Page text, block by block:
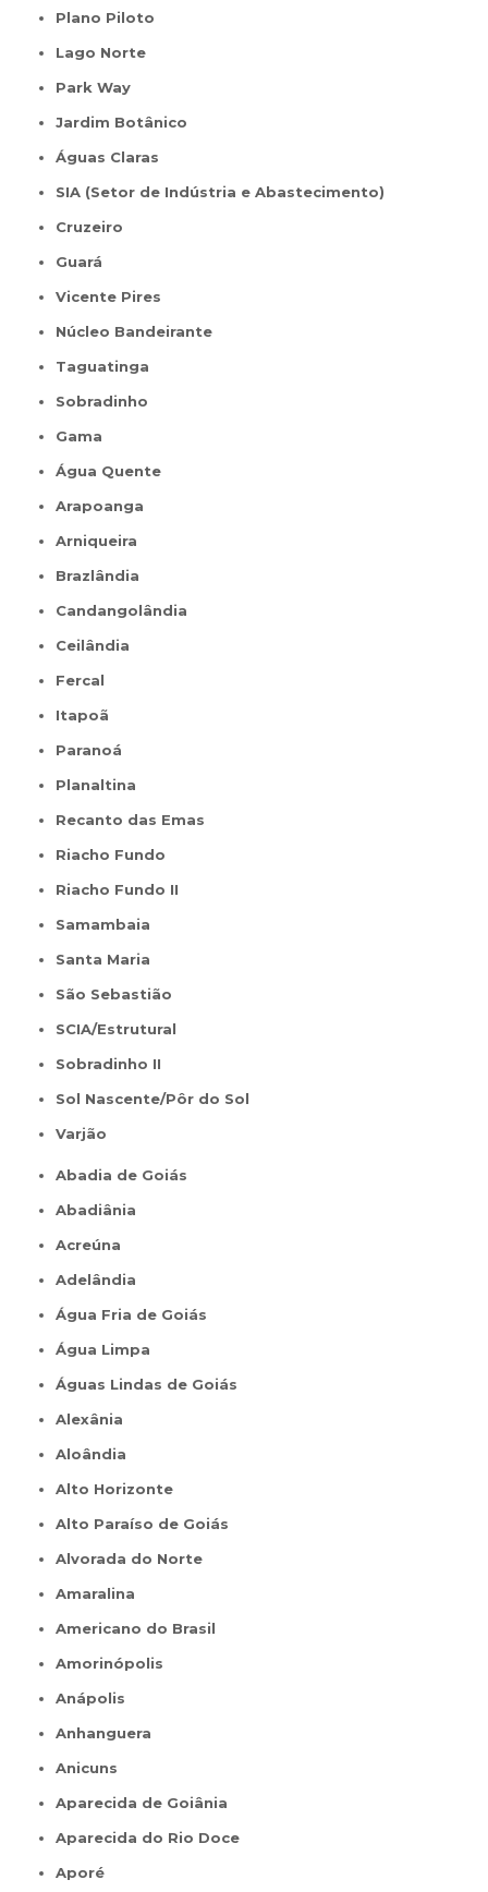
Plano Piloto
Lago Norte
Park Way
Jardim Botânico
Águas Claras
SIA (Setor de Indústria e Abastecimento)
Cruzeiro
Guará
Vicente Pires
Núcleo Bandeirante
Taguatinga
Sobradinho
Gama
Água Quente
Arapoanga
Arniqueira
Brazlândia
Candangolândia
Ceilândia
Fercal
Itapoã
Paranoá
Planaltina
Recanto das Emas
Riacho Fundo
Riacho Fundo II
Samambaia
Santa Maria
São Sebastião
SCIA/Estrutural
Sobradinho II
Sol Nascente/Pôr do Sol
Varjão
Abadia de Goiás
Abadiânia
Acreúna
Adelândia
Água Fria de Goiás
Água Limpa
Águas Lindas de Goiás
Alexânia
Aloândia
Alto Horizonte
Alto Paraíso de Goiás
Alvorada do Norte
Amaralina
Americano do Brasil
Amorinópolis
Anápolis
Anhanguera
Anicuns
Aparecida de Goiânia
Aparecida do Rio Doce
Aporé